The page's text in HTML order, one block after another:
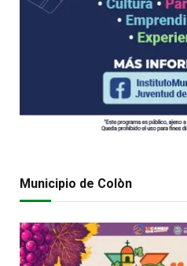
Municipio de Colòn